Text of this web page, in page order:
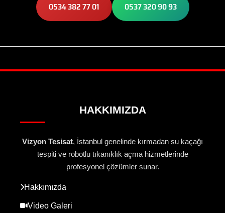
0534 382 77 01 0537 320 90 93
HAKKIMIZDA
Vizyon Tesisat, İstanbul genelinde kırmadan su kaçağı
tespiti ve robotlu tıkanıklık açma hizmetlerinde
profesyonel çözümler sunar.
Hakkımızda
Video Galeri